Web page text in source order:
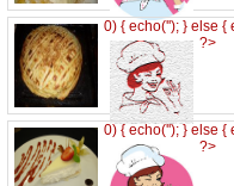
0) { echo(''); } else {
?>
0) { echo(''); } else {
?>